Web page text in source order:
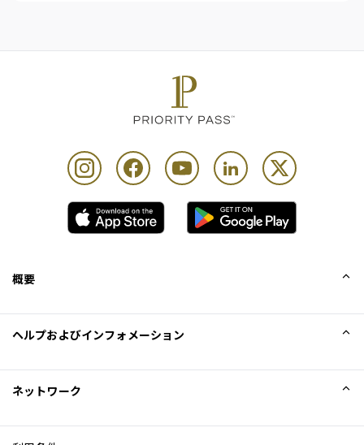
概要
Excellence Awards
ヘルプおよびインフォメーション
ネットワーク